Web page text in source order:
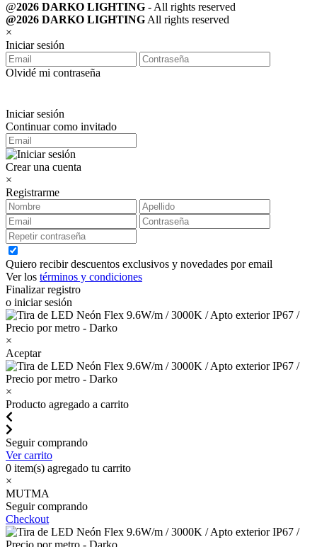
@2026 DARKO LIGHTING - All rights reserved
@2026 DARKO LIGHTINGAll rights reserved
×
Iniciar sesión
Olvidé mi contraseña
Iniciar sesión
Continuar como invitado
Crear una cuenta
×
Registrarme
Quiero recibir descuentos exclusivos y novedades por email
Ver los términos y condiciones
Finalizar registro
o iniciar sesión
×
Aceptar
×
Producto agregado a carrito
Seguir comprando
Ver carrito
0 item(s) agregado tu carrito
×
MUTMA
Seguir comprando
Checkout